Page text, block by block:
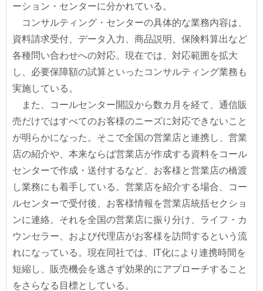
ーション・センターに分かれている。
コンサルティング・センターの具体的な業務内容は、
資料請求受付、データ入力、商品説明、保険料算出など
各種問い合わせへの対応。現在では、対応範囲を拡大
し、必要保障額の試算といったコンサルティング業務も
実施している。
また、コールセンター開設から数カ月を経て、通信販
売だけではすべてのお客様のニーズに対応できないこと
が明らかになった。そこで全国の営業店と連携し、営業
店の紹介や、本来ならば営業店が作成する資料をコール
センターで作成・送付するなど、お客様と営業店の橋渡
し業務にも着手している。営業店を紹介する場合、コー
ルセンターで受付後、お客様情報を営業店統括セクショ
ンに連絡。それを全国の営業店に振り分け、ライフ・カ
ウンセラー、および代理店がお客様を訪問するという流
れになっている。現在同社では、IT化により連携時間を
短縮し、販売機会を逃さず効果的にアプローチすること
をさらなる目標としている。